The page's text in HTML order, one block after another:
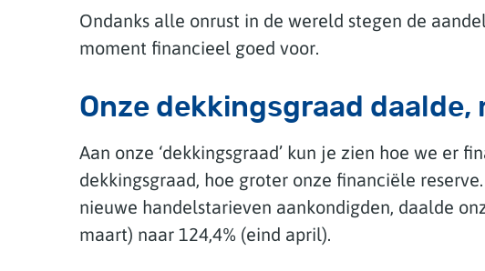
Ondanks alle onrust in de wereld stegen de
moment financieel goed voor.
Onze dekkingsgraad daalde,
Aan onze ‘dekkingsgraad’ kun je zien hoe we er
dekkingsgraad, hoe groter onze financiële
nieuwe handelstarieven aankondigden, daalde
maart) naar 124,4% (eind april).